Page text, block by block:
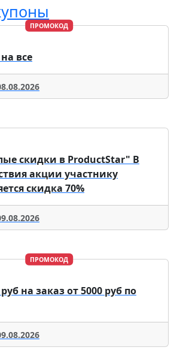
ПРОМОКОД
все
скидки в ProductStar" В
акции участнику
скидка 70%
ПРОМОКОД
на заказ от 5000 руб по